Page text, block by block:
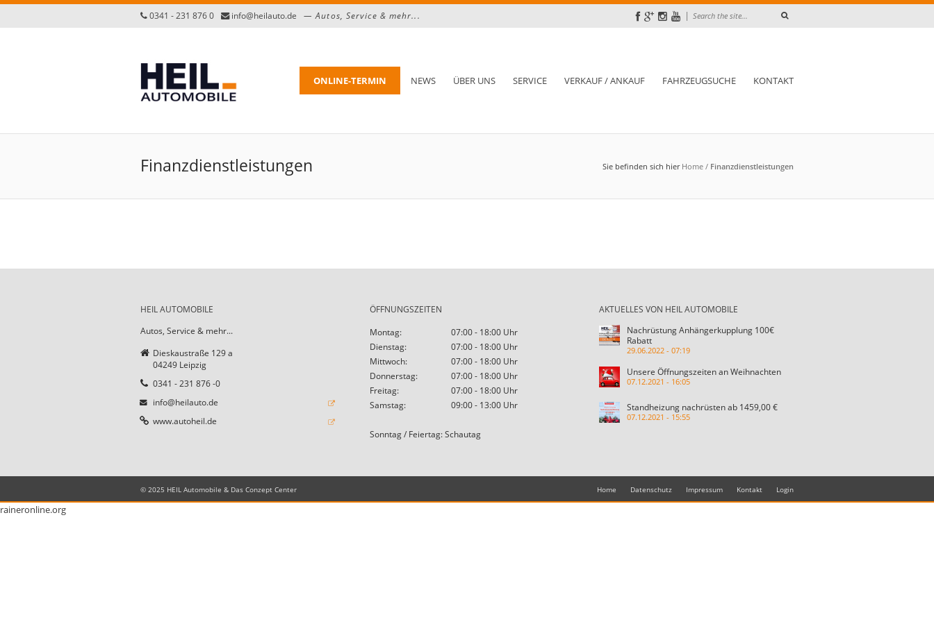
0341 - 231 876 0 info@heilauto.de Autos, Service & mehr... |
ONLINE-TERMIN NEWS ÜBER UNS SERVICE VERKAUF / ANKAUF FAHRZEUGSUCHE KONTAKT
Finanzdienstleistungen Sie befinden sich hier Home / Finanzdienstleistungen
HEIL AUTOMOBILE
Autos, Service & mehr...
Dieskaustraße 129 a
04249 Leipzig
0341 - 231 876 -0
info@heilauto.de
www.autoheil.de
ÖFFNUNGSZEITEN
Montag:
07:00 - 18:00 Uhr
Dienstag:
07:00 - 18:00 Uhr
Mittwoch:
07:00 - 18:00 Uhr
Donnerstag:
07:00 - 18:00 Uhr
Freitag:
07:00 - 18:00 Uhr
Samstag:
09:00 - 13:00 Uhr
Sonntag / Feiertag: Schautag
AKTUELLES VON HEIL AUTOMOBILE
Nachrüstung Anhängerkupplung 100€
Rabatt
29.06.2022 - 07:19
Unsere Öffnungszeiten an Weihnachten
07.12.2021 - 16:05
Standheizung nachrüsten ab 1459,00 €
07.12.2021 - 15:55
© 2025 HEIL Automobile & Das Conzept Center Home Datenschutz Impressum Kontakt Login
raineronline.org